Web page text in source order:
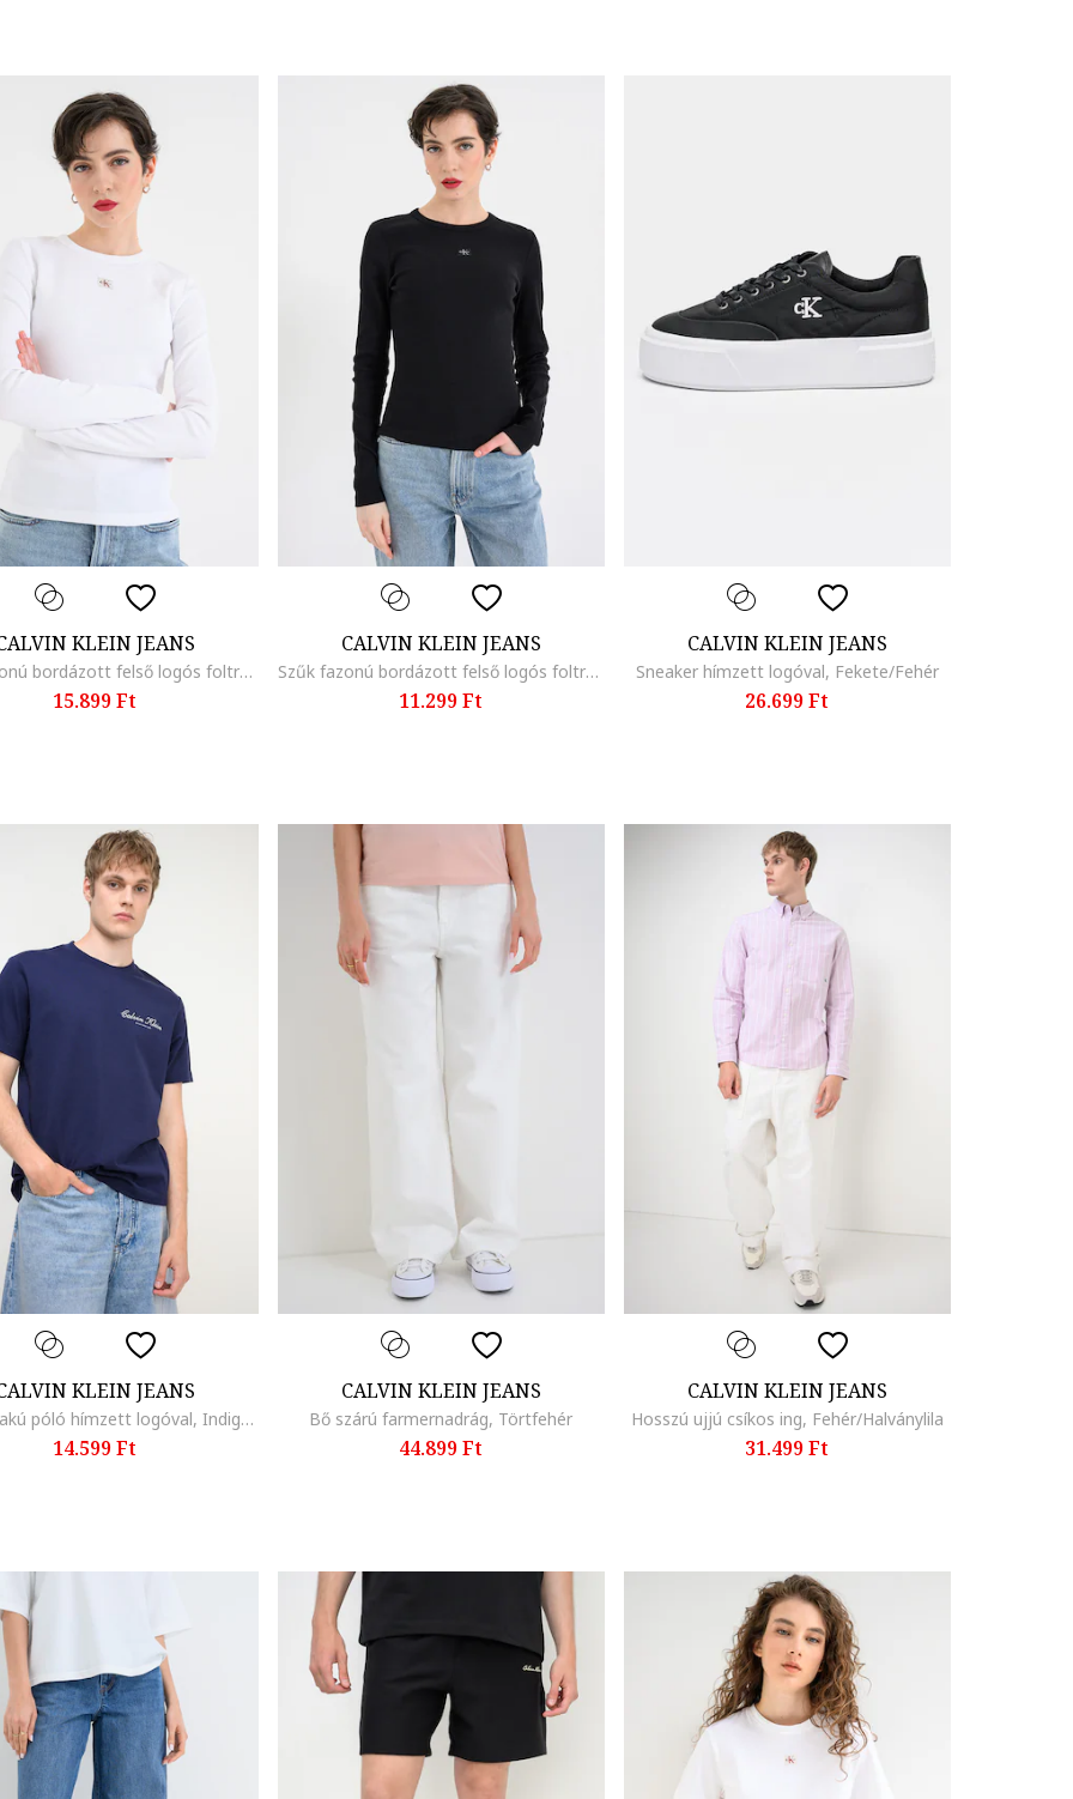
KLEIN JEANS
Szűk fazonú bordázott felső logós foltrátéttel, Fehér
15.899 Ft
CALVIN KLEIN JEANS
Szűk fazonú bordázott felső logós foltrátéttel, Fekete
11.299 Ft
CALVIN KLEIN JEANS
Sneaker hímzett logóval, Fekete/Fehér
26.699 Ft
KLEIN JEANS
Kerek nyakú póló hímzett logóval, Indigókék
14.599 Ft
CALVIN KLEIN JEANS
Bő szárú farmernadrág, Törtfehér
44.899 Ft
CALVIN KLEIN JEANS
Hosszú ujjú csíkos ing, Fehér/Halványlila
31.499 Ft